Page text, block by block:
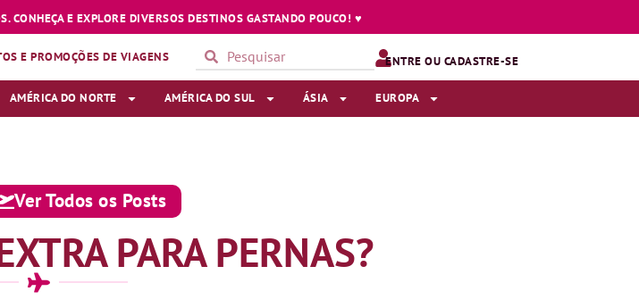
CONHEÇA E EXPLORE DIVERSOS DESTINOS GASTANDO POUCO! ♥️
E PROMOÇÕES DE VIAGENS ENTRE OU CADASTRE-SE
AMÉRICA DO NORTE AMÉRICA DO SUL ÁSIA EUROPA
Ver Todos os Posts
PARA PERNAS?